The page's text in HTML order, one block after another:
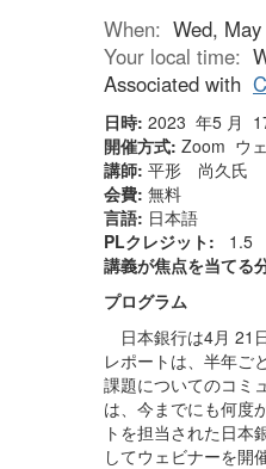
When: Wed,
Your local time:
Associated with
日時: 2023 年5 月
開催方式: Zoom ウ
講師: 平形 尚久氏
会費: 無料
言語: 日本語
PLクレジット:
1.5
講義が焦点を当てる
プログラム
日本銀行は4月 21
レポートは、半年ご
課題についてのコミ
は、今までにも何度
トを担当された日本
してウェビナーを開